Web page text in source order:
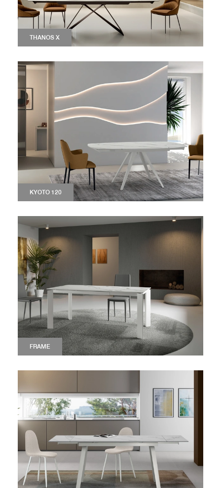
THANOS X
KYOTO 120
FRAME